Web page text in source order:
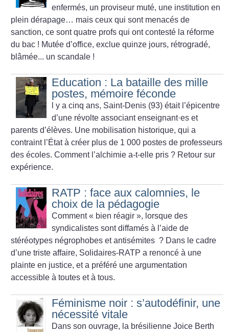
enfermés, un proviseur muté, une institution en
plein dérapage… mais ceux qui sont menacés de
sanction, ce sont quatre profs qui ont contesté la réforme
du bac ! Mutée d’office, exclue quinze jours, rétrogradé,
blâmée... un scandale !
Education : La bataille des mille
postes, mémoire féconde
l y a cinq ans, Saint-Denis (93) était l’épicentre
d’une révolte associant enseignant·es et
parents d’élèves. Une mobilisation historique, qui a
contraint l’État à créer plus de 1 000 postes de professeurs
des écoles. Comment l’alchimie a-t-elle pris ? Retour sur
expérience.
RATP : face aux calomnies, le
choix de la pédagogie
Comment « bien réagir », lorsque des
syndicalistes sont diffamés à l’aide de
stéréotypes négrophobes et antisémites ? Dans le cadre
d’une triste affaire, Solidaires-RATP a renoncé à une
plainte en justice, et a préféré une argumentation
accessible à toutes et à tous.
Féminisme noir : s’autodéfinir, une
nécessité vitale
Dans son ouvrage, la brésilienne Joice Berth